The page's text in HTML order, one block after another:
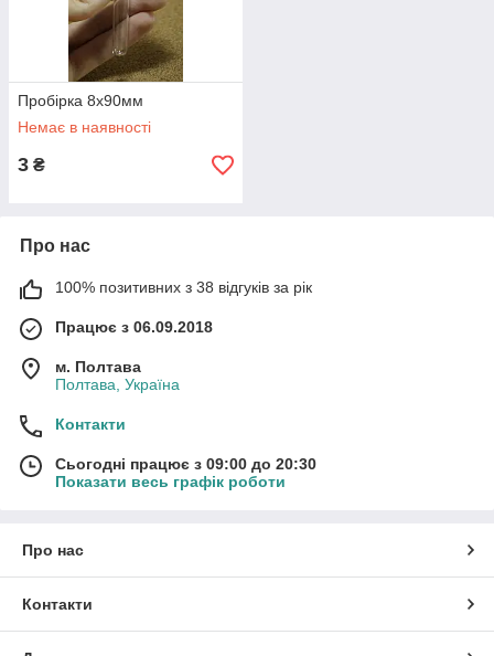
Пробірка 8х90мм
Немає в наявності
3 ₴
Про нас
100% позитивних з 38 відгуків за рік
Працює з 06.09.2018
м. Полтава
Полтава, Україна
Контакти
Сьогодні працює з 09:00 до 20:30
Показати весь графік роботи
Про нас
Контакти